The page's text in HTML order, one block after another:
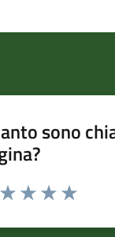
sono
da 1 a 5 stelle la pagina